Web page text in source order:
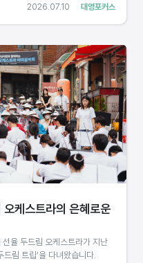
대영포커스
2026.07.10
케스트라의 은혜로운
율 두드림 오케스트라가 지난
림 트립’을 다녀왔습니다.